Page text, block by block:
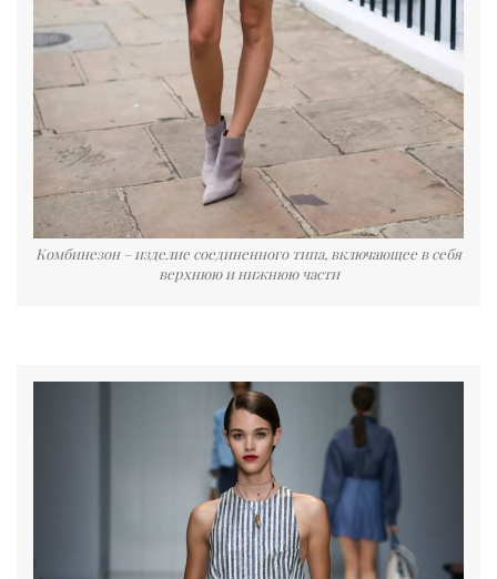
Комбинезон – изделие соединенного типа, включающее в себя
верхнюю и нижнюю части